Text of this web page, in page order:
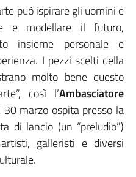
può ispirare gli uomini e
e modellare il futuro,
insieme personale e
I pezzi scelti della
molto bene questo
così l’Ambasciatore
30 marzo ospita presso la
di lancio (un “preludio”)
galleristi e diversi